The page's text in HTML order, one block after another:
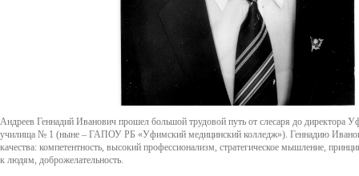
Андреев Геннадий Иванович прошел большой трудовой путь от слесаря до директора
училища № 1 (ныне – ГАПОУ РБ «Уфимский медицинский колледж»). Геннадию
качества: компетентность, высокий профессионализм, стратегическое мышление,
к людям, доброжелательность.